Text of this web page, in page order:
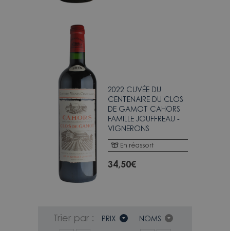
2022 CUVÉE DU
CENTENAIRE DU CLOS
DE GAMOT CAHORS
FAMILLE JOUFFREAU -
VIGNERONS
En réassort
34,50€
Trier par : PRIX NOMS